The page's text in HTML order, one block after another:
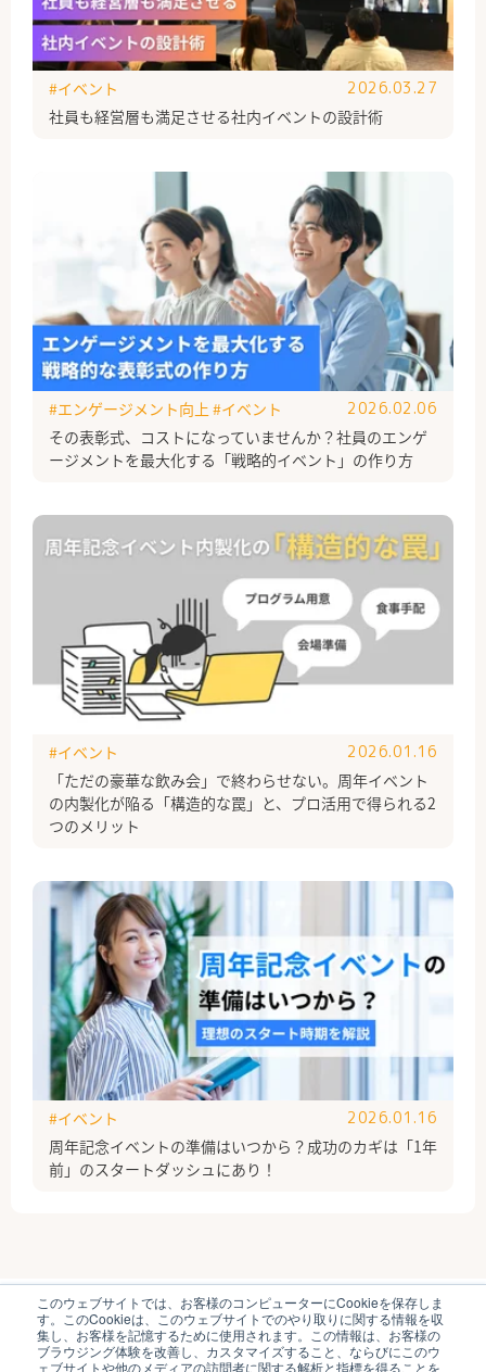
このウェブサイトでは、お客様のコンピューターにCookieを保存しま
す。このCookieは、このウェブサイトでのやり取りに関する情報を収
集し、お客様を記憶するために使用されます。この情報は、お客様の
ブラウジング体験を改善し、カスタマイズすること、ならびにこのウ
ェブサイトや他のメディアの訪問者に関する解析と指標を得ることを
社員も経営層も満足させる社内イベントの設計術
#イベント 2026.03.27
その表彰式、コストになっていませんか？社員のエンゲ
ージメントを最大化する「戦略的イベント」の作り方
#エンゲージメント向上 #イベント 2026.02.06
「ただの豪華な飲み会」で終わらせない。周年イベント
の内製化が陥る「構造的な罠」と、プロ活用で得られる2
つのメリット
#イベント 2026.01.16
周年記念イベントの準備はいつから？成功のカギは「1年
前」のスタートダッシュにあり！
#イベント 2026.01.16
ブイキューブのはたらく研究部とは 運営会社
個人情報保護方針 各種お問い合わせ